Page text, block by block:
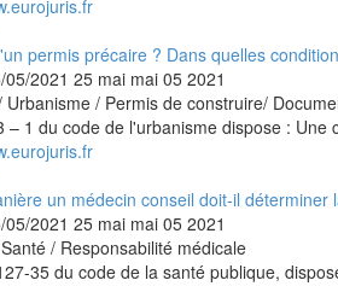
permis précaire ? Dans quelles
05/2021 25 mai mai 05 2021
Urbanisme / Permis de construire/
– 1 du code de l'urbanisme dispose : Une
un médecin conseil doit-il
05/2021 25 mai mai 05 2021
Santé / Responsabilité médicale
35 du code de la santé publique,